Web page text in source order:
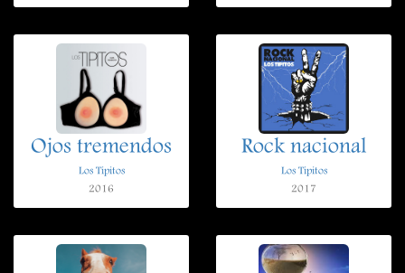
Ojos tremendos
Los Tipitos
2016
Rock nacional
Los Tipitos
2017